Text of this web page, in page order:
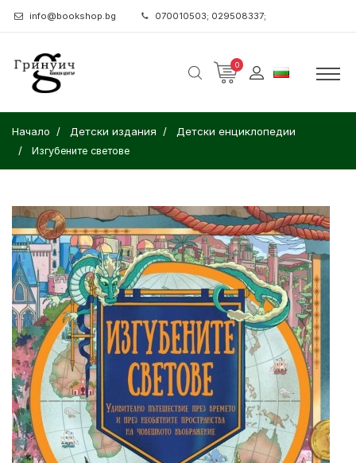
info@bookshop.bg 070010503; 029508337;
0
Начало Детски издания Детски енциклопедии
Изгубените светове